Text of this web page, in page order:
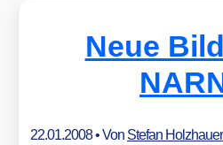
Neue
22.01.2008• Von Stefan Holzhauer